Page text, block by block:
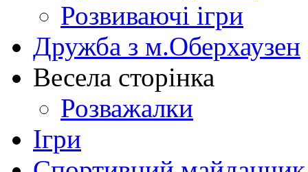
Розвиваючі ігри
Дружба з м.Оберхаузен
Весела сторінка
Розважалки
Ігри